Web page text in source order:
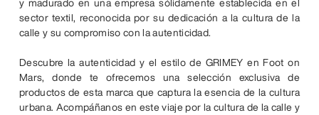
y madurado en una empresa sólidamente establecida en el
sector textil, reconocida por su dedicación a la cultura de la
calle y su compromiso con la autenticidad.
Descubre la autenticidad y el estilo de GRIMEY en Foot on
Mars, donde te ofrecemos una selección exclusiva de
productos de esta marca que captura la esencia de la cultura
urbana. Acompáñanos en este viaje por la cultura de la calle y